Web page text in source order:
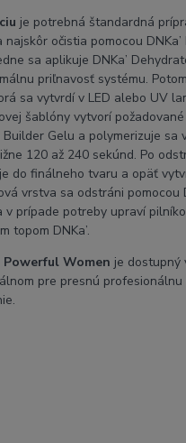
je potrebná štandardná
očistia pomocou DNKa’
sa aplikuje DNKa’
priľnavosť systému.
sa vytvrdí v LED alebo UV
šablóny vytvorí
Gelu a polymerizuje sa
120 až 240 sekúnd. Po
do finálneho tvaru a opäť
vrstva sa odstráni pomocou
v prípade potreby upraví
topom DNKa’.
Powerful Women je dostupný
pre presnú profesionálnu